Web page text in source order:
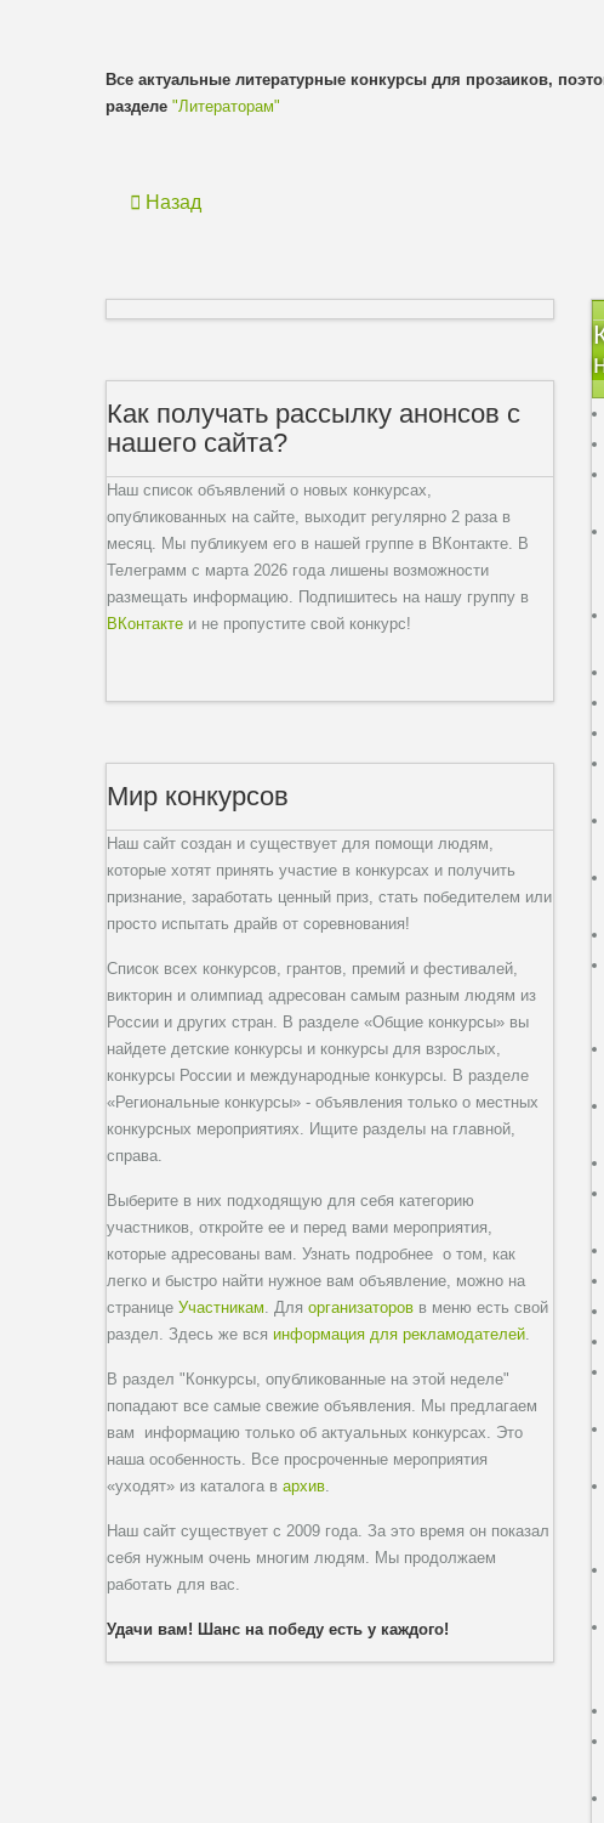
Все актуальные литературные конкурсы для прозаиков,
разделе "Литераторам"
Назад
Как получать рассылку анонсов с
нашего сайта?
Наш список объявлений о новых конкурсах,
опубликованных на сайте, выходит регулярно 2 раза в
месяц. Мы публикуем его в нашей группе в ВКонтакте. В
Телеграмм с марта 2026 года лишены возможности
размещать информацию. Подпишитесь на нашу группу в
ВКонтакте и не пропустите свой конкурс!
Мир конкурсов
Наш сайт создан и существует для помощи людям,
которые хотят принять участие в конкурсах и получить
признание, заработать ценный приз, стать победителем или
просто испытать драйв от соревнования!
Список всех конкурсов, грантов, премий и фестивалей,
викторин и олимпиад адресован самым разным людям из
России и других стран. В разделе «Общие конкурсы» вы
найдете детские конкурсы и конкурсы для взрослых,
конкурсы России и международные конкурсы. В разделе
«Региональные конкурсы» - объявления только о местных
конкурсных мероприятиях. Ищите разделы на главной,
справа.
Выберите в них подходящую для себя категорию
участников, откройте ее и перед вами мероприятия,
которые адресованы вам. Узнать подробнее о том, как
легко и быстро найти нужное вам объявление, можно на
странице Участникам. Для организаторов в меню есть свой
раздел. Здесь же вся информация для рекламодателей.
В раздел "Конкурсы, опубликованные на этой неделе"
попадают все самые свежие объявления. Мы предлагаем
вам информацию только об актуальных конкурсах. Это
наша особенность. Все просроченные мероприятия
«уходят» из каталога в архив.
Наш сайт существует с 2009 года. За это время он показал
себя нужным очень многим людям. Мы продолжаем
работать для вас.
Удачи вам! Шанс на победу есть у каждого!